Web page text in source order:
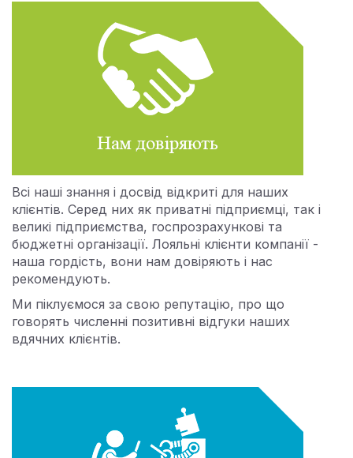
Всі наші знання і досвід відкриті для наших
клієнтів. Серед них як приватні підприємці, так і
великі підприємства, госпрозрахункові та
бюджетні організації. Лояльні клієнти компанії -
наша гордість, вони нам довіряють і нас
рекомендують.
Ми піклуємося за свою репутацію, про що
говорять численні позитивні відгуки наших
вдячних клієнтів.